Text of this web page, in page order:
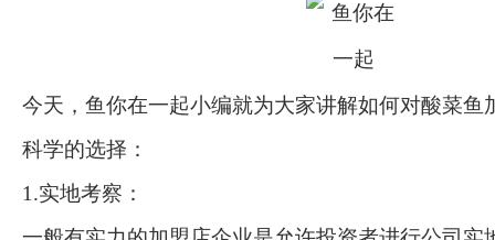
今天，鱼你在一起小编就为大家讲解如何对酸菜鱼
科学的选择：
1.实地考察：